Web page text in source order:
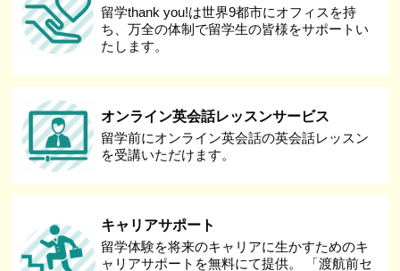
留学thank you!は世界9都市にオフィスを持
ち、万全の体制で留学生の皆様をサポートい
たします。
オンライン英会話レッスンサービス
留学前にオンライン英会話の英会話レッスン
を受講いただけます。
キャリアサポート
留学体験を将来のキャリアに生かすためのキ
ャリアサポートを無料にて提供。 「渡航前セ